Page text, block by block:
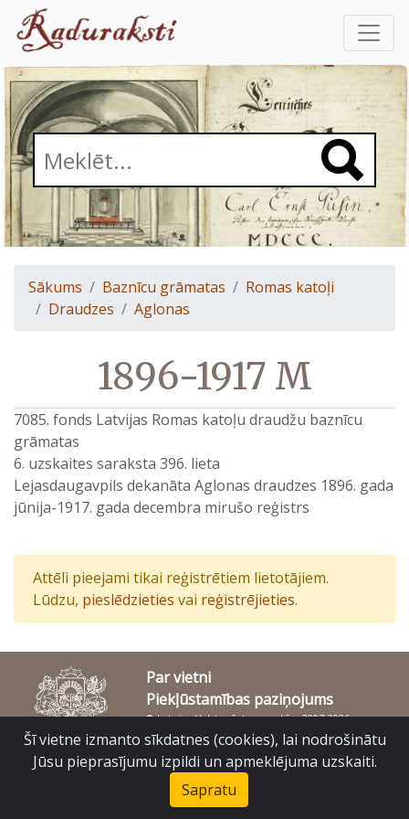
Sākums Baznīcu grāmatas
Romas katoļi
Draudzes
Aglonas
1896-1917 M
7085. fonds Latvijas Romas katoļu draudžu baznīcu
grāmatas
6. uzskaites saraksta 396. lieta
Lejasdaugavpils dekanāta Aglonas draudzes 1896. gada
jūnija-1917. gada decembra mirušo reģistrs
Attēli pieejami tikai reģistrētiem lietotājiem.
Lūdzu, pieslēdzieties vai reģistrējieties.
Par vietni
Piekļūstamības paziņojums
© Latvijas Valsts vēstures arhīvs 2007-2026
Slokas iela 16, Rīga, LV – 1048
Šī vietne izmanto sīkdatnes (cookies), lai nodrošinātu
Jūsu pieprasījumu izpildi un apmeklējuma uzskaiti.
Sapratu